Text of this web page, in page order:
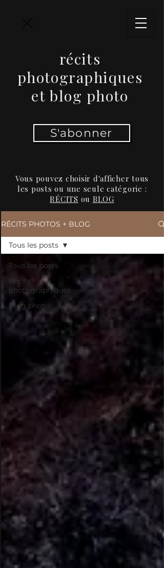
récits
photographiques
et blog photo
S'abonner
Vous pouvez choisir d'afficher tous
les posts ou une seule catégorie :
RÉCITS ou BLOG
RÉCITS PHOTOS + BLOG
Tous les posts
Récits
photographiques
Blog photo
Tous les posts